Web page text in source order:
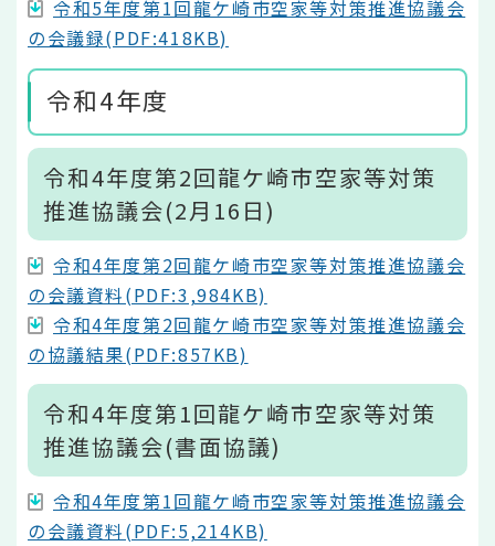
令和5年度第1回龍ケ崎市空家等対策推進協議会
の会議録(PDF:418KB)
令和4年度
令和4年度第2回龍ケ崎市空家等対策
推進協議会(2月16日)
令和4年度第2回龍ケ崎市空家等対策推進協議会
の会議資料(PDF:3,984KB)
令和4年度第2回龍ケ崎市空家等対策推進協議会
の協議結果(PDF:857KB)
令和4年度第1回龍ケ崎市空家等対策
推進協議会(書面協議)
令和4年度第1回龍ケ崎市空家等対策推進協議会
の会議資料(PDF:5,214KB)